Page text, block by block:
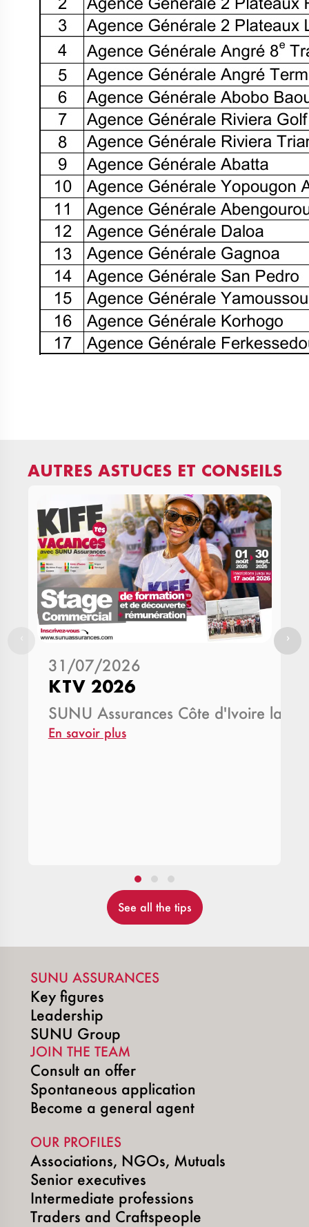
AUTRES ASTUCES ET CONSEILS
31/07/2026
KTV 2026
SUNU Assurances Côte d'Ivoire
En savoir plus
›
See all the tips
SUNU ASSURANCES
Key figures
Leadership
SUNU Group
JOIN THE TEAM
Consult an offer
Spontaneous application
Become a general agent
OUR PROFILES
Associations, NGOs, Mutuals
Senior executives
Intermediate professions
Traders and Craftspeople